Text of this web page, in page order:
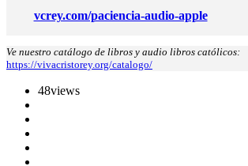
vcrey.com/paciencia-audio-apple
Ve nuestro catálogo de libros y audio libros católicos:
https://vivacristorey.org/catalogo/
48views